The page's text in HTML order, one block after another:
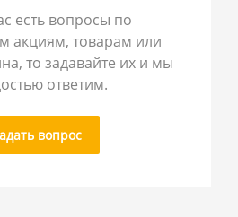
есть вопросы по
акциям, товарам или
то задавайте их и мы
ответим.
вопрос